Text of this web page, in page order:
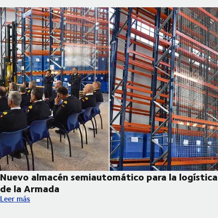
Nuevo almacén semiautomático para la logística
de la Armada
Nuevo almacén semiautomático para la logística de la Armada
Leer más